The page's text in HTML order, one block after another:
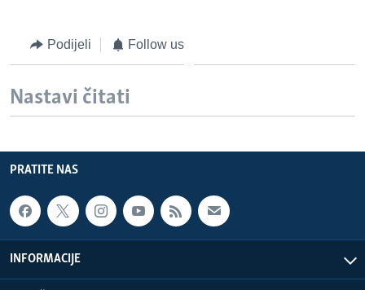
Podijeli Follow us
Nastavi čitati
PRATITE NAS
INFORMACIJE